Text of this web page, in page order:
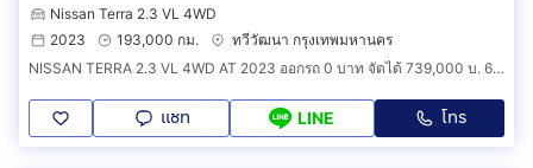
Nissan Terra 2.3 VL 4WD
2023
193,000 กม.
ทวีวัฒนา กรุงเทพมหานคร
NISSAN TERRA 2.3 VL 4WD AT 2023 ออกรถ 0 บาท จัดได้ 739,000 บ. 6B2028
แชท LINE โทร